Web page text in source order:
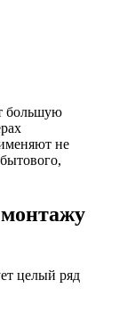
большую
не
целый ряд